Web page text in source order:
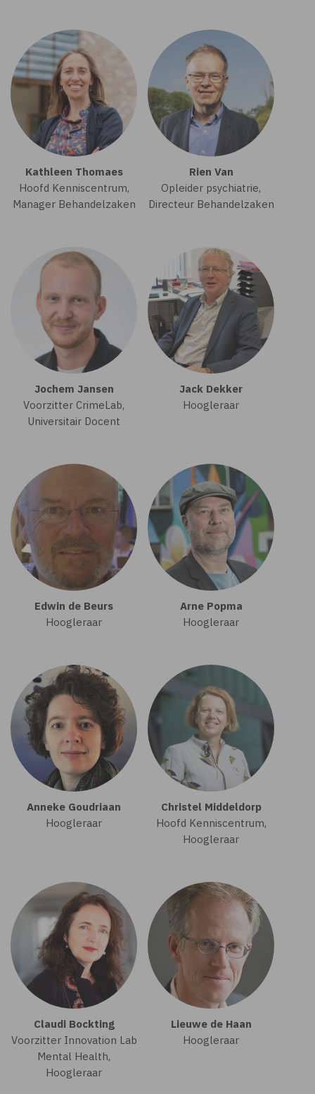
Kathleen Thomaes
Hoofd Kenniscentrum,
Manager Behandelzaken
Rien Van
Opleider psychiatrie,
Directeur Behandelzaken
Jochem Jansen
Voorzitter CrimeLab,
Universitair Docent
Jack Dekker
Hoogleraar
Edwin de Beurs
Hoogleraar
Arne Popma
Hoogleraar
Anneke Goudriaan
Hoogleraar
Christel Middeldorp
Hoofd Kenniscentrum,
Hoogleraar
Claudi Bockting
Voorzitter Innovation Lab
Mental Health,
Hoogleraar
Lieuwe de Haan
Hoogleraar